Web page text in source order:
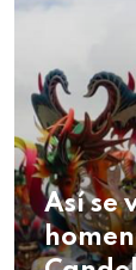
Así se